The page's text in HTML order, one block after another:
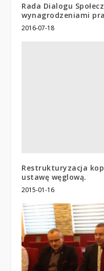
Rada Dialogu
wynagrodzeniami
2016-07-18
Restrukturyzacja
ustawę węglową.
2015-01-16